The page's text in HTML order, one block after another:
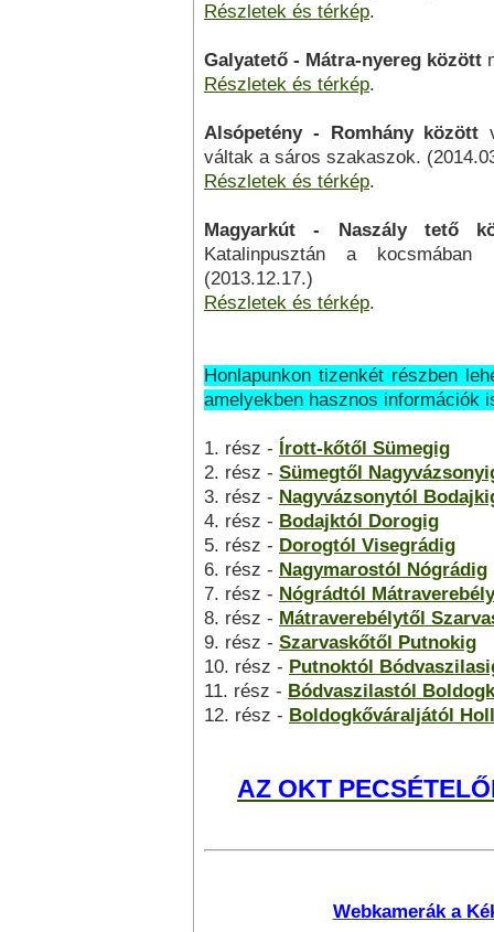
Részletek és térkép.
Galyatető - Mátra-nyereg között
Részletek és térkép.
Alsópetény - Romhány között
váltak a sáros szakaszok.
Részletek és térkép.
Magyarkút - Naszály tető
Katalinpusztán a kocsmában
(2013.12.17.)
Részletek és térkép.
Honlapunkon tizenkét részben
amelyekben hasznos információk
1. rész - Írott-kőtől Sümegig
2. rész - Sümegtől
3. rész - Nagyvázsonytól
4. rész - Bodajktól Dorogig
5. rész - Dorogtól Visegrádig
6. rész - Nagymarostól Nógrádig
7. rész - Nógrádtól
8. rész - Mátraverebélytől
9. rész - Szarvaskőtől Putnokig
10. rész - Putnoktól
11. rész - Bódvaszilastól
12. rész - Boldogkőváraljától
AZ OKT
Webkamerák a